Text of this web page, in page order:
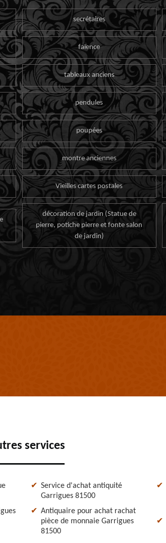
secrétaires
faïence
tableaux anciens
pendules
poupées
montre anciennes
Vieilles cartes postales
décoration de jardin (Statue de
pierre, potiche pierre et fonte salon
de jardin)
services
Service d'achat antiquité
Garrigues 81500
Antiquaire pour achat rachat
pièce de monnaie Garrigues
81500